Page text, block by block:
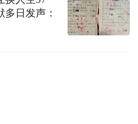
多日发声：